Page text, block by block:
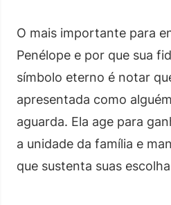
O mais importante para
Penélope e por que sua
símbolo eterno é notar
apresentada como
aguarda. Ela age para
a unidade da família e
que sustenta suas